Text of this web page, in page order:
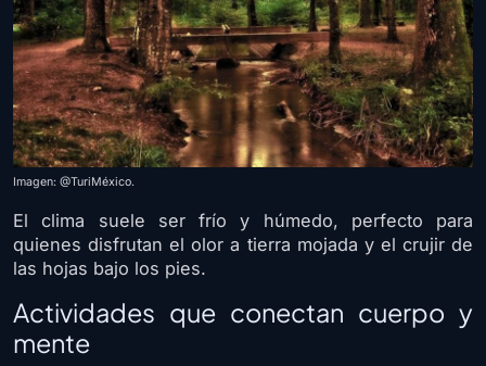
Imagen: @TuriMéxico.
El clima suele ser frío y húmedo, perfecto para
quienes disfrutan el olor a tierra mojada y el crujir de
las hojas bajo los pies.
Actividades que conectan cuerpo y
mente